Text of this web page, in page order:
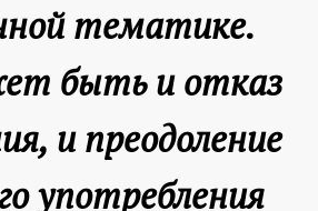
тематике.
быть и отказ
и преодоление
употребления